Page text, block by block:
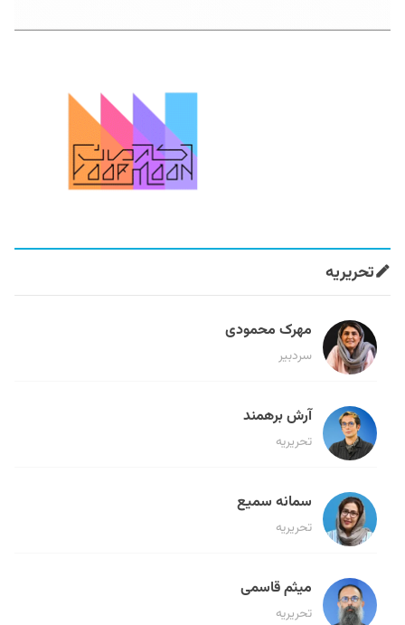
تحریریه
مهرک محمودی
سردبیر
آرش برهمند
تحریریه
سمانه سمیع
تحریریه
میثم قاسمی
تحریریه